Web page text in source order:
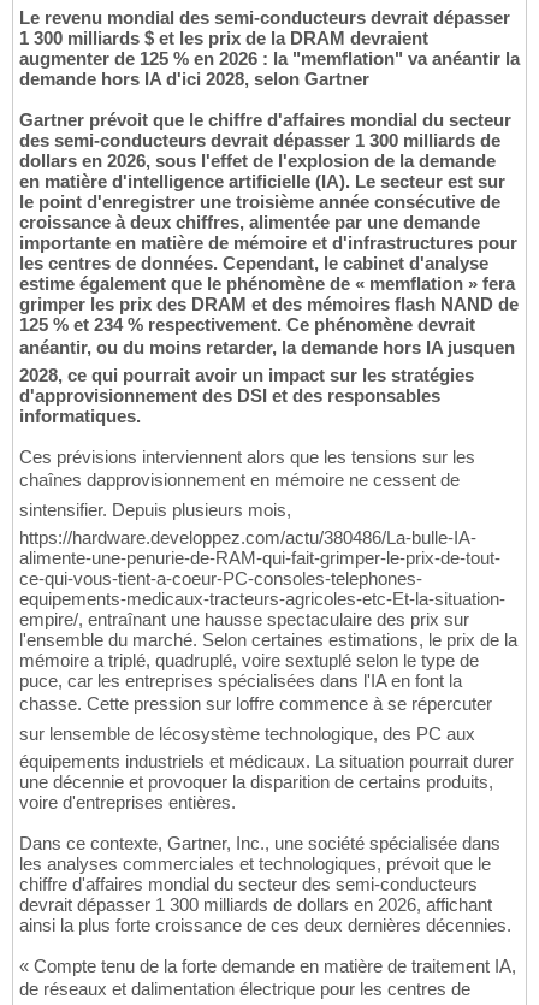
Le revenu mondial des semi-conducteurs devrait dépasser
1 300 milliards $ et les prix de la DRAM devraient
augmenter de 125 % en 2026 : la "memflation" va anéantir la
demande hors IA d'ici 2028, selon Gartner
Gartner prévoit que le chiffre d'affaires mondial du secteur
des semi-conducteurs devrait dépasser 1 300 milliards de
dollars en 2026, sous l'effet de l'explosion de la demande
en matière d'intelligence artificielle (IA). Le secteur est sur
le point d'enregistrer une troisième année consécutive de
croissance à deux chiffres, alimentée par une demande
importante en matière de mémoire et d'infrastructures pour
les centres de données. Cependant, le cabinet d'analyse
estime également que le phénomène de « memflation » fera
grimper les prix des DRAM et des mémoires flash NAND de
125 % et 234 % respectivement. Ce phénomène devrait
anéantir, ou du moins retarder, la demande hors IA jusquen
2028, ce qui pourrait avoir un impact sur les stratégies
d'approvisionnement des DSI et des responsables
informatiques.
Ces prévisions interviennent alors que les tensions sur les
chaînes dapprovisionnement en mémoire ne cessent de
sintensifier. Depuis plusieurs mois,
https://hardware.developpez.com/actu/380486/La-bulle-IA-
alimente-une-penurie-de-RAM-qui-fait-grimper-le-prix-de-tout-
ce-qui-vous-tient-a-coeur-PC-consoles-telephones-
equipements-medicaux-tracteurs-agricoles-etc-Et-la-situation-
empire/, entraînant une hausse spectaculaire des prix sur
l'ensemble du marché. Selon certaines estimations, le prix de la
mémoire a triplé, quadruplé, voire sextuplé selon le type de
puce, car les entreprises spécialisées dans l'IA en font la
chasse. Cette pression sur loffre commence à se répercuter
sur lensemble de lécosystème technologique, des PC aux
équipements industriels et médicaux. La situation pourrait durer
une décennie et provoquer la disparition de certains produits,
voire d'entreprises entières.
Dans ce contexte, Gartner, Inc., une société spécialisée dans
les analyses commerciales et technologiques, prévoit que le
chiffre d'affaires mondial du secteur des semi-conducteurs
devrait dépasser 1 300 milliards de dollars en 2026, affichant
ainsi la plus forte croissance de ces deux dernières décennies.
« Compte tenu de la forte demande en matière de traitement IA,
de réseaux et dalimentation électrique pour les centres de